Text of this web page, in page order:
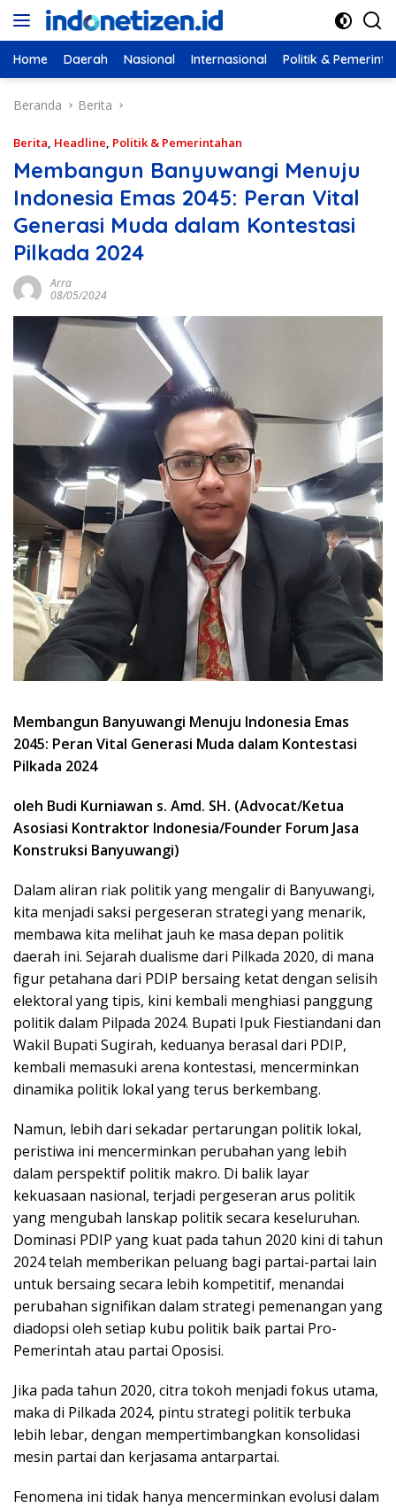
Langsung
Home Daerah Nasional Internasional Politik &
Beranda Berita
Berita, Headline, Politik & Pemerintahan
Membangun Banyuwangi Menuju
Indonesia Emas 2045: Peran Vital
Generasi Muda dalam Kontestasi
Pilkada 2024
Arra
08/05/2024
Membangun Banyuwangi Menuju Indonesia Emas
2045: Peran Vital Generasi Muda dalam Kontestasi
Pilkada 2024
oleh Budi Kurniawan s. Amd. SH. (Advocat/Ketua
Asosiasi Kontraktor Indonesia/Founder Forum Jasa
Konstruksi Banyuwangi)
Dalam aliran riak politik yang mengalir di Banyuwangi,
kita menjadi saksi pergeseran strategi yang menarik,
membawa kita melihat jauh ke masa depan politik
daerah ini. Sejarah dualisme dari Pilkada 2020, di mana
figur petahana dari PDIP bersaing ketat dengan selisih
elektoral yang tipis, kini kembali menghiasi panggung
politik dalam Pilpada 2024. Bupati Ipuk Fiestiandani dan
Wakil Bupati Sugirah, keduanya berasal dari PDIP,
kembali memasuki arena kontestasi, mencerminkan
dinamika politik lokal yang terus berkembang.
Namun, lebih dari sekadar pertarungan politik lokal,
peristiwa ini mencerminkan perubahan yang lebih
dalam perspektif politik makro. Di balik layar
kekuasaan nasional, terjadi pergeseran arus politik
yang mengubah lanskap politik secara keseluruhan.
Dominasi PDIP yang kuat pada tahun 2020 kini di tahun
2024 telah memberikan peluang bagi partai-partai lain
untuk bersaing secara lebih kompetitif, menandai
perubahan signifikan dalam strategi pemenangan yang
diadopsi oleh setiap kubu politik baik partai Pro-
Pemerintah atau partai Oposisi.
Jika pada tahun 2020, citra tokoh menjadi fokus utama,
maka di Pilkada 2024, pintu strategi politik terbuka
lebih lebar, dengan mempertimbangkan konsolidasi
mesin partai dan kerjasama antarpartai.
Fenomena ini tidak hanya mencerminkan evolusi dalam